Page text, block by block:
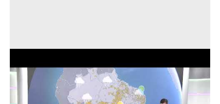
Última atualização em 13 de outubro de 2025